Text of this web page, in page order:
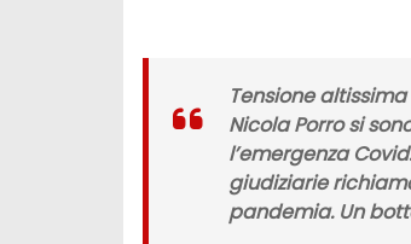
Tensione
Nicola Porro si
l’emergenza
giudiziarie
pandemia. Un